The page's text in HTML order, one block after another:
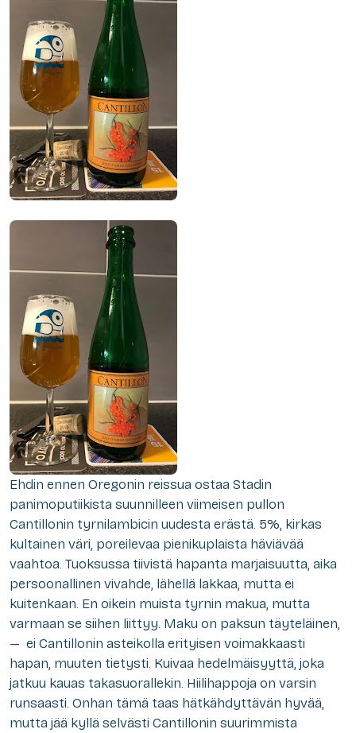
Ehdin ennen Oregonin reissua ostaa Stadin
panimoputiikista suunnilleen viimeisen pullon
Cantillonin tyrnilambicin uudesta erästä. 5%, kirkas
kultainen väri, poreilevaa pienikuplaista häviävää
vaahtoa. Tuoksussa tiivistä hapanta marjaisuutta, aika
persoonallinen vivahde, lähellä lakkaa, mutta ei
kuitenkaan. En oikein muista tyrnin makua, mutta
varmaan se siihen liittyy. Maku on paksun täyteläinen,
— ei Cantillonin asteikolla erityisen voimakkaasti
hapan, muuten tietysti. Kuivaa hedelmäisyyttä, joka
jatkuu kauas takasuorallekin. Hiilihappoja on varsin
runsaasti. Onhan tämä taas hätkähdyttävän hyvää,
mutta jää kyllä selvästi Cantillonin suurimmista